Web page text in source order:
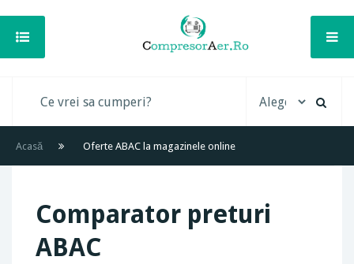
Acasă Oferte ABAC la magazinele online
Comparator preturi
ABAC